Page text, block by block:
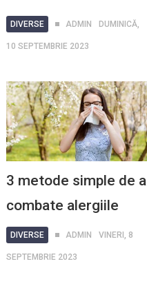
DIVERSE ADMIN DUMINICĂ,
10 SEPTEMBRIE 2023
3 metode simple de a
combate alergiile
DIVERSE ADMIN VINERI, 8
SEPTEMBRIE 2023